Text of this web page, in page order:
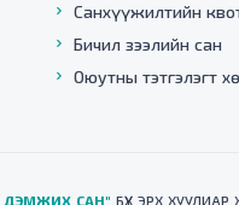
Санхүүжилтийн
Бичил зээлийн сан
Оюутны тэтгэлэгт
ДЭМЖИХ САН" БҮХ ЭРХ